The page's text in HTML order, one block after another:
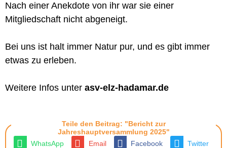
Nach einer Anekdote von ihr war sie einer
Mitgliedschaft nicht abgeneigt.
Bei uns ist halt immer Natur pur, und es gibt immer
etwas zu erleben.
Weitere Infos unter asv-elz-hadamar.de
Teile den Beitrag: "Bericht zur
Jahreshauptversammlung 2025"
WhatsApp
Email Facebook
Twitter